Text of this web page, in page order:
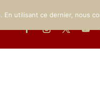
PRATIQUES
utilisant ce dernier, nous